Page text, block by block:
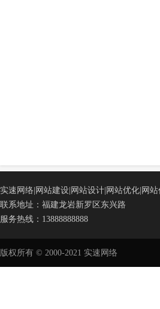
实速网络|网站建设|网站设计|网站优化|网
联系地址：福建龙岩新罗区东兴路
服务热线：13888888888
版权所有 © 2000-2021 实速网络